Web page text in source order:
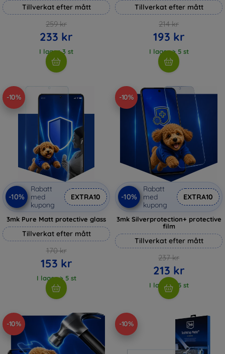
Tillverkat efter mått
259 kr
233 kr
I lager 3 st
Tillverkat efter mått
214 kr
193 kr
I lager > 5 st
-10%
-10%
Rabatt
med
kupong
EXTRA10
3mk Pure Matt protective glass
Tillverkat efter mått
170 kr
153 kr
I lager > 5 st
-10%
-10%
Rabatt
med
kupong
EXTRA10
3mk Silverprotection+ protective
film
Tillverkat efter mått
237 kr
213 kr
I lager > 5 st
-10% -10%